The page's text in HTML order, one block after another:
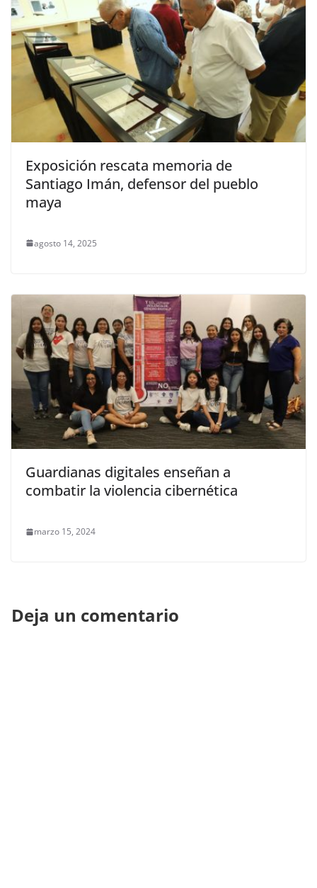
Exposición rescata memoria de
Santiago Imán, defensor del pueblo
maya
agosto 14, 2025
Guardianas digitales enseñan a
combatir la violencia cibernética
marzo 15, 2024
Deja un comentario